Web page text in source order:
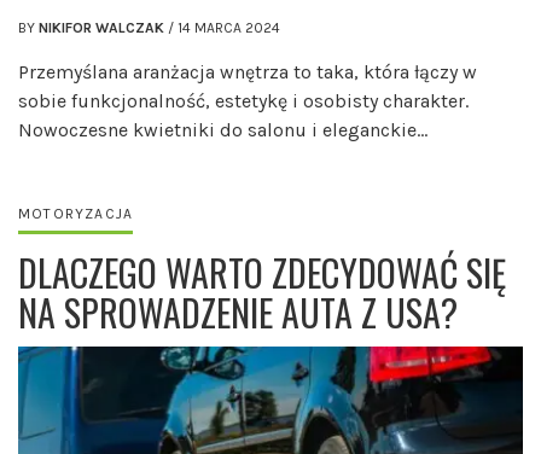
BY NIKIFOR WALCZAK / 14 MARCA 2024
Przemyślana aranżacja wnętrza to taka, która łączy w
sobie funkcjonalność, estetykę i osobisty charakter.
Nowoczesne kwietniki do salonu i eleganckie…
MOTORYZACJA
DLACZEGO WARTO ZDECYDOWAĆ SIĘ
NA SPROWADZENIE AUTA Z USA?